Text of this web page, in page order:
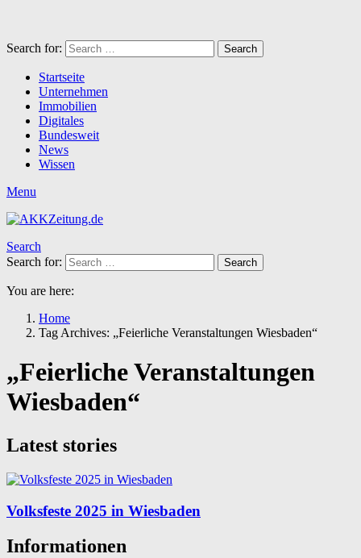
Search for: Search
Startseite
Unternehmen
Immobilien
Digitales
Bundesweit
News
Wissen
Menu
Search
Search for:
Search
You are here:
Home
Tag Archives: „Feierliche Veranstaltungen Wiesbaden“
„Feierliche Veranstaltungen
Wiesbaden“
Latest stories
Volksfeste 2025 in Wiesbaden
Informationen